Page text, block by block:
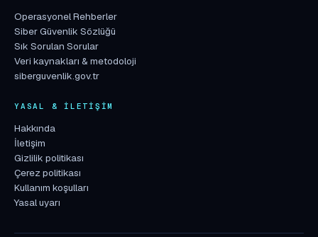
Operasyonel Rehberler
Siber Güvenlik Sözlüğü
Sık Sorulan Sorular
Veri kaynakları & metodoloji
siberguvenlik.gov.tr
YASAL & İLETIŞIM
Hakkında
İletişim
Gizlilik politikası
Çerez politikası
Kullanım koşulları
Yasal uyarı